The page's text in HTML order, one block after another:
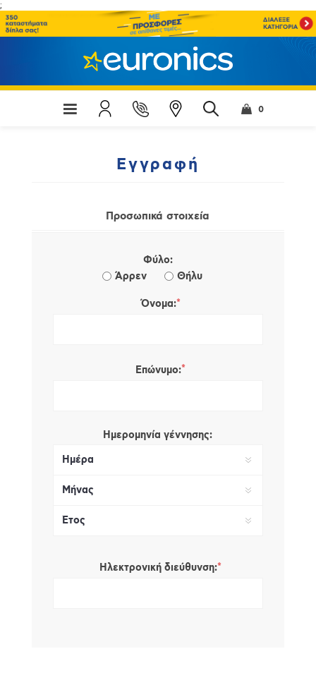
;
0
Εγγραφή
Προσωπικά στοιχεία
Φύλο:
Άρρεν
Θήλυ
Όνομα:*
Επώνυμο:*
Ημερομηνία γέννησης:
Ηλεκτρονική διεύθυνση:*